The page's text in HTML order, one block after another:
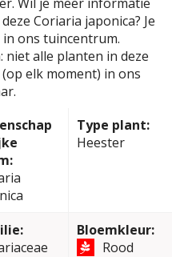
Coriaria japonica? Je
ons tuincentrum.
niet alle planten in deze
elk moment) in ons
Type plant:
Heester
Bloemkleur:
Rood